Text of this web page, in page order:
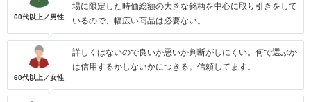
60代以上／男性
場に限定した時価総額の大きな銘柄を中心に取り引きをして
いるので、幅広い商品は必要ない。
60代以上／女性
詳しくはないので良いか悪いか判断がしにくい。何で選ぶか
は信用するかしないかにつきる。信頼してます。